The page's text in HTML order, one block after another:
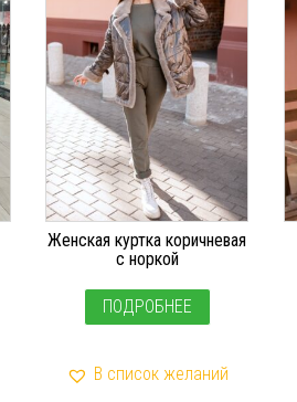
Женская куртка коричневая
с норкой
ПОДРОБНЕЕ
В список желаний